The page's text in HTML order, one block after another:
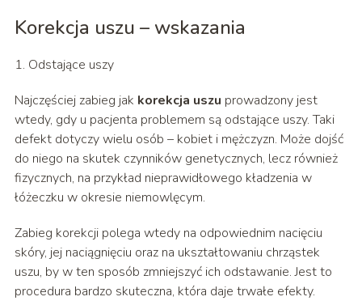
Korekcja uszu – wskazania
1. Odstające uszy
Najczęściej zabieg jak korekcja uszu prowadzony jest
wtedy, gdy u pacjenta problemem są odstające uszy. Taki
defekt dotyczy wielu osób – kobiet i mężczyzn. Może dojść
do niego na skutek czynników genetycznych, lecz również
fizycznych, na przykład nieprawidłowego kładzenia w
łóżeczku w okresie niemowlęcym.
Zabieg korekcji polega wtedy na odpowiednim nacięciu
skóry, jej naciągnięciu oraz na ukształtowaniu chrząstek
uszu, by w ten sposób zmniejszyć ich odstawanie. Jest to
procedura bardzo skuteczna, która daje trwałe efekty.